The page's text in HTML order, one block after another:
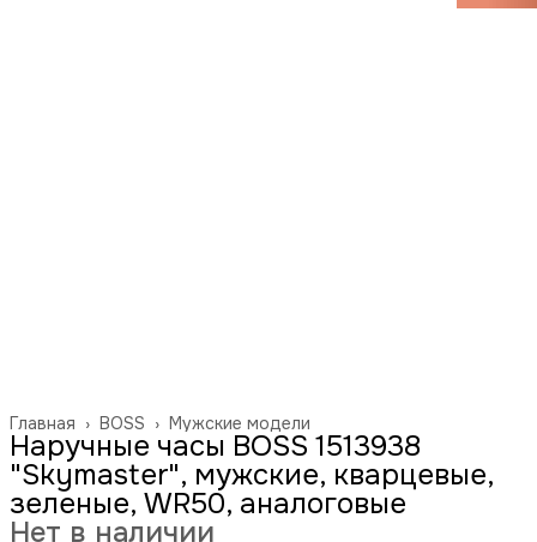
Мужские модели
BOSS ›
Главная ›
Наручные часы BOSS 1513938
"Skymaster", мужские, кварцевые,
зеленые, WR50, аналоговые
Нет в наличии